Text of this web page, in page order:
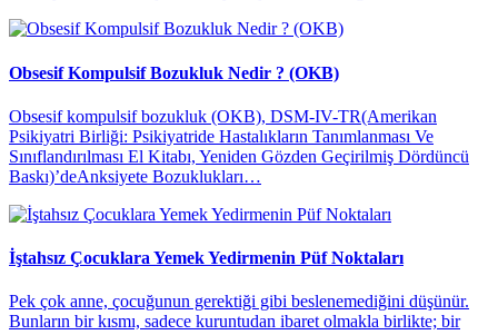
Obsesif Kompulsif Bozukluk Nedir ? (OKB)
Obsesif kompulsif bozukluk (OKB), DSM-IV-TR(Amerikan
Psikiyatri Birliği: Psikiyatride Hastalıkların Tanımlanması Ve
Sınıflandırılması El Kitabı, Yeniden Gözden Geçirilmiş Dördüncü
Baskı)’deAnksiyete Bozuklukları…
İştahsız Çocuklara Yemek Yedirmenin Püf Noktaları
​Pek çok anne, çocuğunun gerektiği gibi beslenemediğini düşünür.
Bunların bir kısmı, sadece kuruntudan ibaret olmakla birlikte; bir